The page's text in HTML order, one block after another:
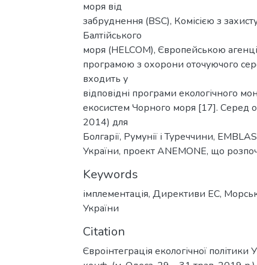
моря від
забруднення (BSC), Комісією з
Балтійського
моря (HELCOM), Європейською
програмою з охорони оточуючого
входить у
відповідні програми екологічного
екосистем Чорного моря [17]. Серед
2014) для
Болгарії, Румунії і Туреччини,
України, проект ANEMONE, що
Keywords
імплементація, Директиви ЕС,
України
Citation
Євроінтеграція екологічної